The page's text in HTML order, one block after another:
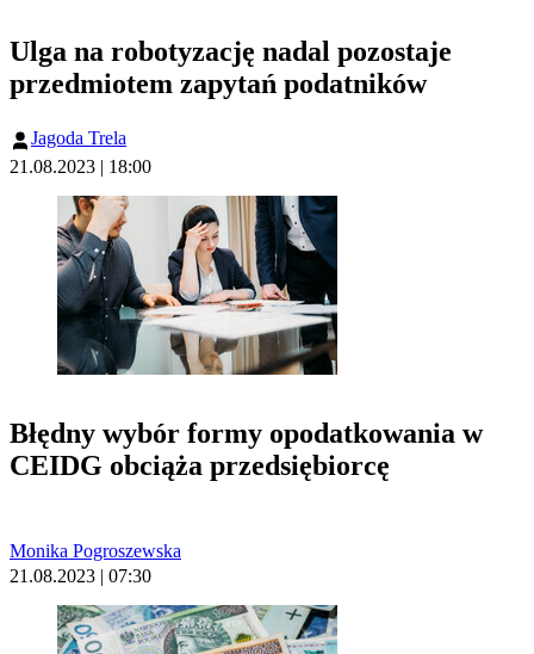
Ulga na robotyzację nadal pozostaje
przedmiotem zapytań podatników
Jagoda Trela
21.08.2023 | 18:00
Błędny wybór formy opodatkowania w
CEIDG obciąża przedsiębiorcę
Monika Pogroszewska
21.08.2023 | 07:30